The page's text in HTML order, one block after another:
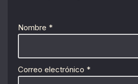
Nombre *
Correo electrónico *